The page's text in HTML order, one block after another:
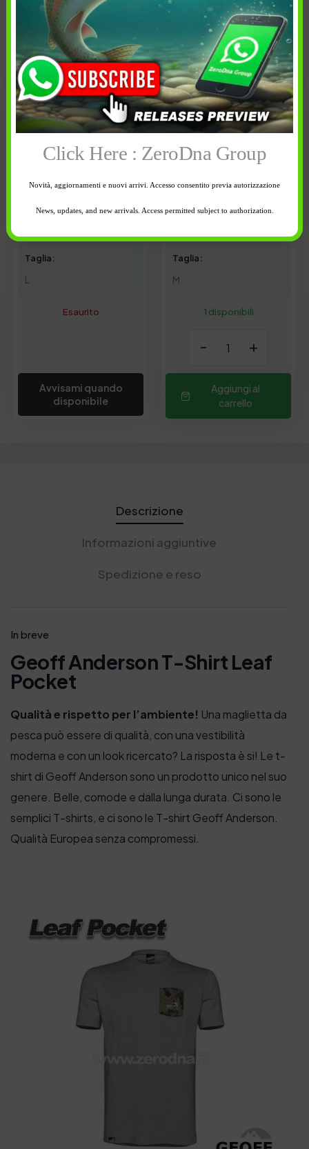
Cancella tutti
Taglia:
L
Esaurito
Avvisami quando
disponibile
Taglia:
M
1 disponibili
- +
Aggiungi al
carrello
Descrizione
Informazioni aggiuntive
Spedizione e reso
In breve
Geoff Anderson T-Shirt Leaf
Pocket
Qualità e rispetto per l’ambiente! Una maglietta da
pesca può essere di qualità, con una vestibilità
moderna e con un look ricercato? La risposta è si! Le t-
shirt di Geoff Anderson sono un prodotto unico nel suo
genere. Belle, comode e dalla lunga durata. Ci sono le
semplici T-shirts, e ci sono le T-shirt GeoffAnderson.
Qualità Europea senza compromessi.
Click Here : ZeroDna Group
Novità, aggiornamenti e nuovi arrivi. Accesso consentito previa autorizzazione
News, updates, and new arrivals. Access permitted subject to authorization.